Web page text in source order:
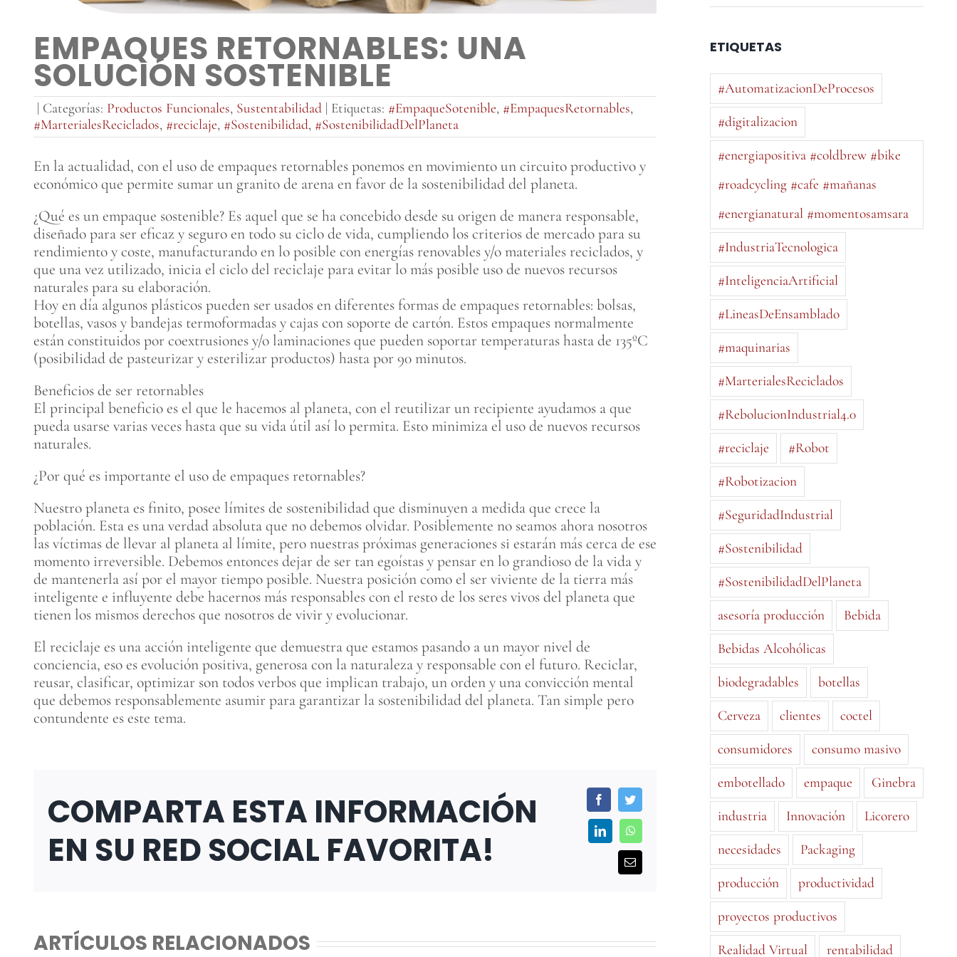
EMPAQUES RETORNABLES: UNA
SOLUCIÓN SOSTENIBLE
Categorías: Productos Funcionales, Sustentabilidad Etiquetas: #EmpaqueSotenible, #EmpaquesRetornables,
#MarterialesReciclados, #reciclaje, #Sostenibilidad, #SostenibilidadDelPlaneta
En la actualidad, con el uso de empaques retornables ponemos en movimiento un circuito productivo y
económico que permite sumar un granito de arena en favor de la sostenibilidad del planeta.
¿Qué es un empaque sostenible? Es aquel que se ha concebido desde su origen de manera responsable,
diseñado para ser eficaz y seguro en todo su ciclo de vida, cumpliendo los criterios de mercado para su
rendimiento y coste, manufacturando en lo posible con energías renovables y/o materiales reciclados, y
que una vez utilizado, inicia el ciclo del reciclaje para evitar lo más posible uso de nuevos recursos
naturales para su elaboración.
Hoy en día algunos plásticos pueden ser usados en diferentes formas de empaques retornables: bolsas,
botellas, vasos y bandejas termoformadas y cajas con soporte de cartón. Estos empaques normalmente
están constituidos por coextrusiones y/o laminaciones que pueden soportar temperaturas hasta de 135ºC
(posibilidad de pasteurizar y esterilizar productos) hasta por 90 minutos.
Beneficios de ser retornables
El principal beneficio es el que le hacemos al planeta, con el reutilizar un recipiente ayudamos a que
pueda usarse varias veces hasta que su vida útil así lo permita. Esto minimiza el uso de nuevos recursos
naturales.
¿Por qué es importante el uso de empaques retornables?
Nuestro planeta es finito, posee límites de sostenibilidad que disminuyen a medida que crece la
población. Esta es una verdad absoluta que no debemos olvidar. Posiblemente no seamos ahora nosotros
las víctimas de llevar al planeta al límite, pero nuestras próximas generaciones si estarán más cerca de ese
momento irreversible. Debemos entonces dejar de ser tan egoístas y pensar en lo grandioso de la vida y
de mantenerla así por el mayor tiempo posible. Nuestra posición como el ser viviente de la tierra más
inteligente e influyente debe hacernos más responsables con el resto de los seres vivos del planeta que
tienen los mismos derechos que nosotros de vivir y evolucionar.
El reciclaje es una acción inteligente que demuestra que estamos pasando a un mayor nivel de
conciencia, eso es evolución positiva, generosa con la naturaleza y responsable con el futuro. Reciclar,
reusar, clasificar, optimizar son todos verbos que implican trabajo, un orden y una convicción mental
que debemos responsablemente asumir para garantizar la sostenibilidad del planeta. Tan simple pero
contundente es este tema.
COMPARTA ESTA INFORMACIÓN
EN SU RED SOCIAL FAVORITA!
FacebookTwitter
LinkedIn
Correo
electrónico
ARTÍCULOS RELACIONADOS
ETIQUETAS
#AutomatizacionDeProcesos
#digitalizacion
#energiapositiva #coldbrew #bike
#roadcycling #cafe #mañanas
#energianatural #momentosamsara
#IndustriaTecnologica
#InteligenciaArtificial
#LineasDeEnsamblado
#maquinarias
#MarterialesReciclados
#RebolucionIndustrial4.0
#reciclaje
#Robot
#Robotizacion
#SeguridadIndustrial
#Sostenibilidad
#SostenibilidadDelPlaneta
asesoría producción
Bebida
Bebidas Alcohólicas
biodegradables
botellas
Cerveza
clientes
coctel
consumidores
consumo masivo
embotellado
empaque
Ginebra
industria
Innovación
Licorero
necesidades
Packaging
producción
productividad
proyectos productivos
Realidad Virtual
rentabilidad